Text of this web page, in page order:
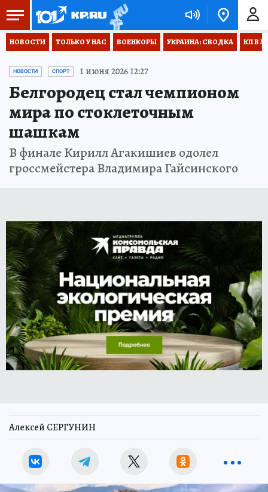
НОВОСТИ ТОЛЬКО У НАС ВОЕНКОРЫ УКРАИНА: СВОДКА КП В
НОВОСТИ СПОРТ 1 июня 2026 12:27
Белгородец стал чемпионом
мира по стоклеточным
шашкам
В финале Кирилл Агакишиев одолел
гроссмейстера Владимира Гайсинского
Алексей СЕРГУНИН